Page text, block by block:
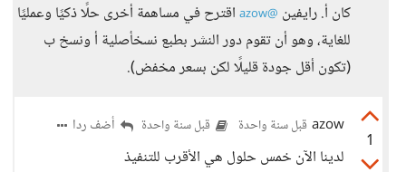
كان أ. رايفين @azow
اقترح في مساهمة أخرى حلًا ذكيًا وعمليًا
للغاية، وهو أن تقوم دور النشر بطبع نسخأصلية أ ونسخ ب
(تكون أقل جودة قليلًا لكن بسعر مخفض).
1
azow قبل سنة واحدة قبل سنة واحدة أضف ردا
لدينا الآن خمس حلول هي الأقرب للتنفيذ